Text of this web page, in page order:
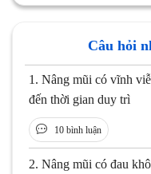
Câu hỏi
1. Nâng mũi có vĩnh
đến thời gian duy trì
10 bình luận
2. Nâng mũi có đau